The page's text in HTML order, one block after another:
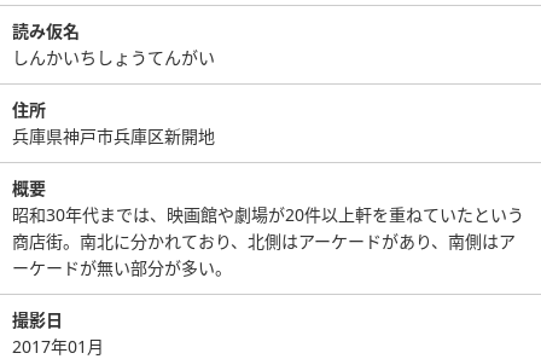
読み仮名
しんかいちしょうてんがい
住所
兵庫県神戸市兵庫区新開地
概要
昭和30年代までは、映画館や劇場が20件以上軒を重ねていたという
商店街。南北に分かれており、北側はアーケードがあり、南側はア
ーケードが無い部分が多い。
撮影日
2017年01月